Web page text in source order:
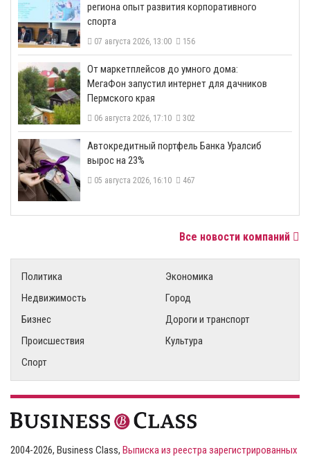
региона опыт развития корпоративного
спорта
07 августа 2026, 13:00 156
От маркетплейсов до умного дома:
МегаФон запустил интернет для дачников
Пермского края
06 августа 2026, 17:10 302
​Автокредитный портфель Банка Уралсиб
вырос на 23%
05 августа 2026, 16:10 467
Все новости компаний
Политика
Экономика
Недвижимость
Город
Бизнес
Дороги и транспорт
Происшествия
Культура
Спорт
2004-2026, Business Class, Выписка из реестра зарегистрированных